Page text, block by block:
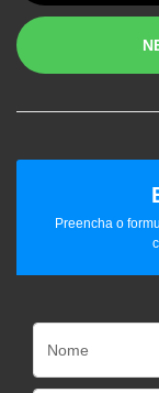
Preencha o